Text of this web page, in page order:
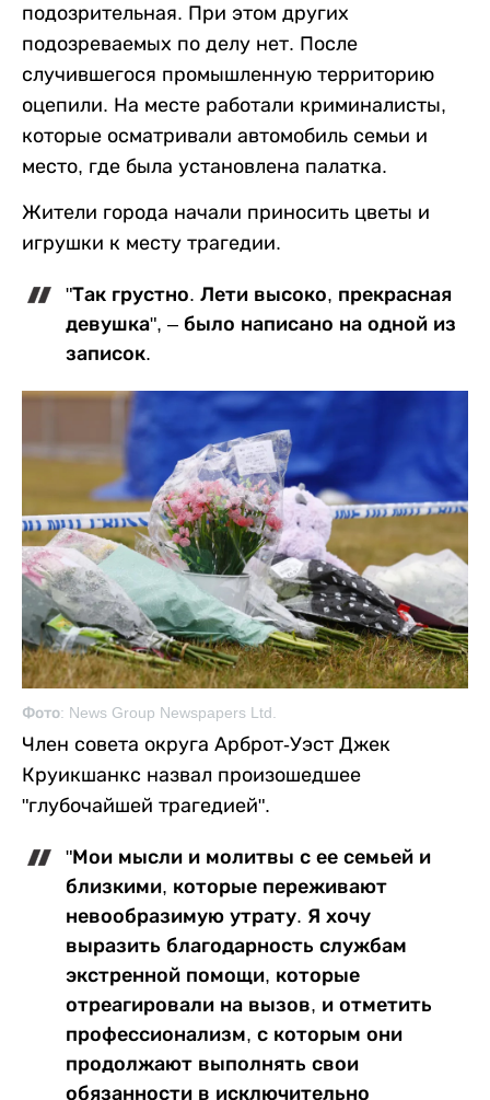
подозрительная. При этом других
подозреваемых по делу нет. После
случившегося промышленную территорию
оцепили. На месте работали криминалисты,
которые осматривали автомобиль семьи и
место, где была установлена палатка.
Жители города начали приносить цветы и
игрушки к месту трагедии.
"Так грустно. Лети высоко, прекрасная
девушка", – было написано на одной из
записок.
Фото: News Group Newspapers Ltd.
Член совета округа Арброт-Уэст Джек
Круикшанкс назвал произошедшее
"глубочайшей трагедией".
"Мои мысли и молитвы с ее семьей и
близкими, которые переживают
невообразимую утрату. Я хочу
выразить благодарность службам
экстренной помощи, которые
отреагировали на вызов, и отметить
профессионализм, с которым они
продолжают выполнять свои
обязанности в исключительно